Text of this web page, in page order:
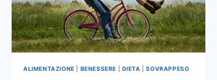
ALIMENTAZIONE BENESSERE DIETA |SOVRAPPESO